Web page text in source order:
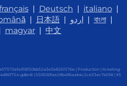
| Deutsch | italiano|
| 日本語| اردو | বাংলা|
magyar | 中文
| Production | ticketing-
gdbn8 | 550500fae28b496aab4c2ce33ec74598 | XS